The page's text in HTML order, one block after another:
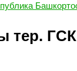
тер.